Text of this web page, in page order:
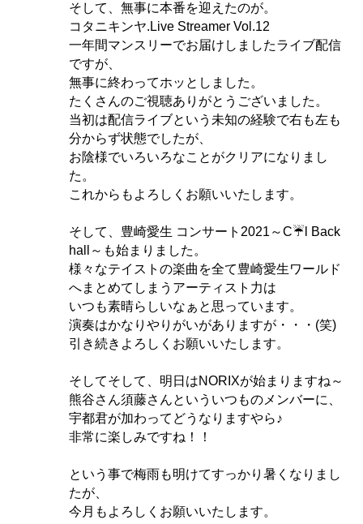
そして、無事に本番を迎えたのが。
コタニキンヤ.Live Streamer Vol.12
一年間マンスリーでお届けしましたライブ配信
ですが、
無事に終わってホッとしました。
たくさんのご視聴ありがとうございました。
当初は配信ライブという未知の経験で右も左も
分からず状態でしたが、
お陰様でいろいろなことがクリアになりまし
た。
これからもよろしくお願いいたします。
そして、豊崎愛生 コンサート2021～C☔l Back
hall～も始まりました。
様々なテイストの楽曲を全て豊崎愛生ワールド
へまとめてしまうアーティスト力は
いつも素晴らしいなぁと思っています。
演奏はかなりやりがいがありますが・・・(笑)
引き続きよろしくお願いいたします。
そしてそして、明日はNORIXが始まりますね～
熊谷さん須藤さんといういつものメンバーに、
宇都君が加わってどうなりますやら♪
非常に楽しみですね！！
という事で梅雨も明けてすっかり暑くなりまし
たが、
今月もよろしくお願いいたします。